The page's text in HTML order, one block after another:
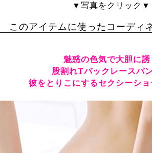
▼写真をクリック▼
このアイテムに使ったコーディ
魅惑の色気で大胆に誘
股割れTバックレースパ
彼をとりこにするセクシーショ